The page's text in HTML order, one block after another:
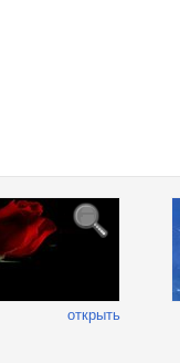
открыть